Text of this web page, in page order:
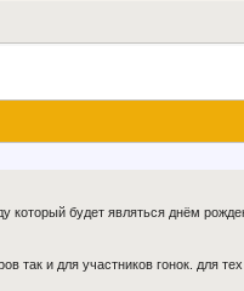
который будет являться днём
так и для участников гонок. для